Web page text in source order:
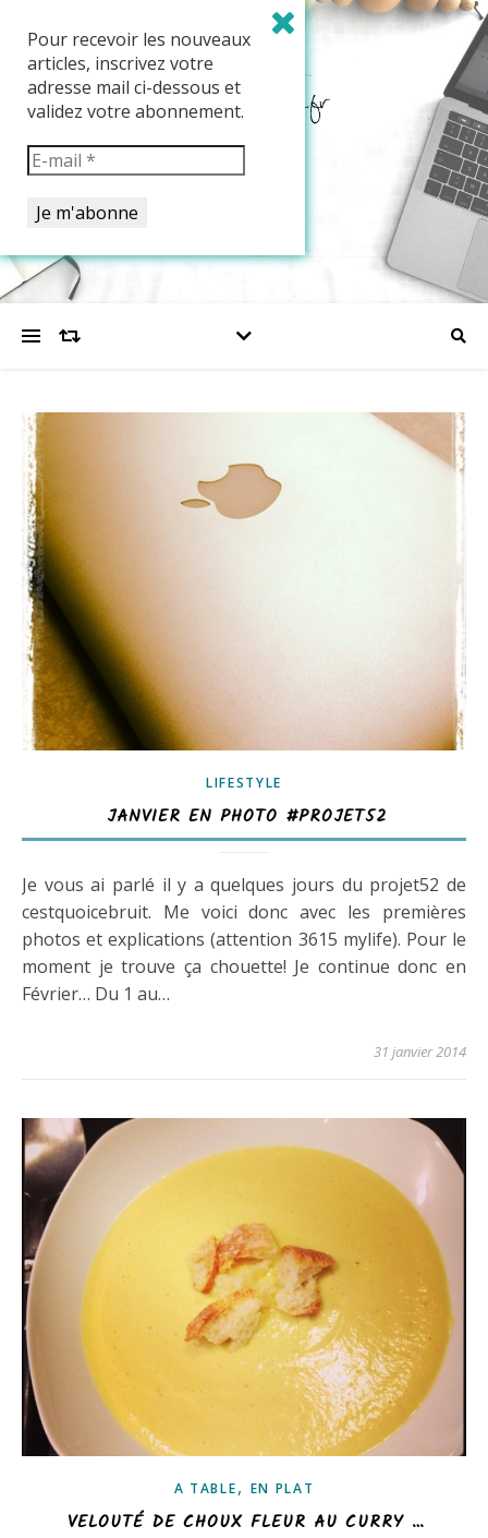
LIFESTYLE
JANVIER EN PHOTO #PROJET52
Je vous ai parlé il y a quelques jours du projet52 de
cestquoicebruit. Me voici donc avec les premières
photos et explications (attention 3615 mylife). Pour le
moment je trouve ça chouette! Je continue donc en
Février… Du 1 au…
31 janvier 2014
A TABLE, EN PLAT
VELOUTÉ DE CHOUX FLEUR AU CURRY …
Pour recevoir les nouveaux
articles, inscrivez votre
adresse mail ci-dessous et
validez votre abonnement.